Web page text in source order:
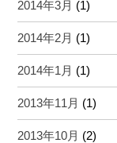
2014年3月 (1)
2014年2月 (1)
2014年1月 (1)
2013年11月 (1)
2013年10月 (2)